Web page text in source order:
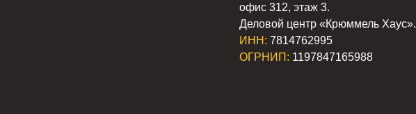
офис 312, этаж 3.
Деловой центр «Крюммель Хаус».
ИНН: 7814762995
ОГРНИП: 1197847165988